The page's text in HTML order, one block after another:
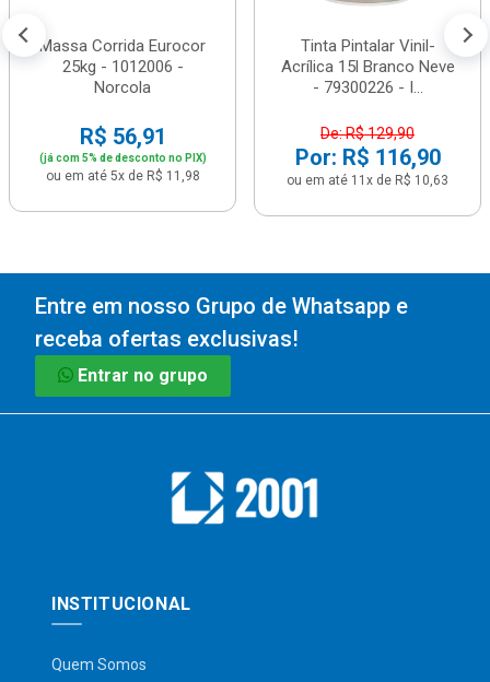
Massa Corrida Eurocor
25kg - 1012006 -
Norcola
R$ 56,91
(já com 5% de desconto no PIX)
ou em até 5x de R$ 11,98
Tinta Pintalar Vinil-
Acrílica 15l Branco Neve
- 79300226 - I...
De: R$ 129,90
Por: R$ 116,90
ou em até 11x de R$ 10,63
Entre em nosso Grupo de Whatsapp e
receba ofertas exclusivas!
Entrar no grupo
INSTITUCIONAL
Quem Somos